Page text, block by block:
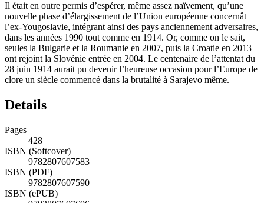
Il était en outre permis d’espérer, même assez naïvement, qu’une
nouvelle phase d’élargissement de l’Union européenne concernât
l’ex-Yougoslavie, intégrant ainsi des pays anciennement adversaires,
dans les années 1990 tout comme en 1914. Or, comme on le sait,
seules la Bulgarie et la Roumanie en 2007, puis la Croatie en 2013
ont rejoint la Slovénie entrée en 2004. Le centenaire de l’attentat du
28 juin 1914 aurait pu devenir l’heureuse occasion pour l’Europe de
clore un siècle commencé dans la brutalité à Sarajevo même.
Details
Pages
428
ISBN (Softcover)
9782807607583
ISBN (PDF)
9782807607590
ISBN (ePUB)